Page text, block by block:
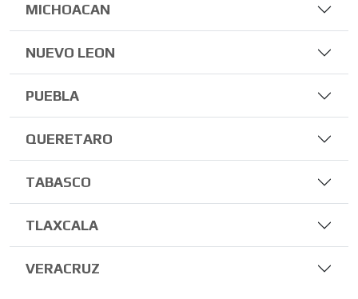
MICHOACAN
NUEVO LEON
PUEBLA
QUERETARO
TABASCO
TLAXCALA
VERACRUZ